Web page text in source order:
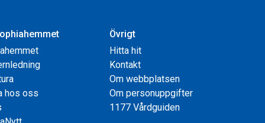
hos oss
Övrigt
Hitta hit
Kontakt
Om webbplatsen
Om personuppgifter
1177 Vårdguiden